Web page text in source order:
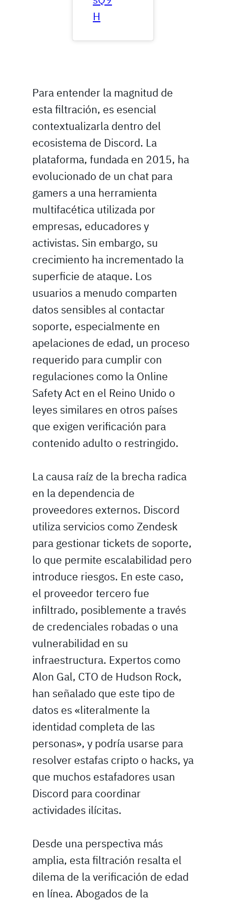
H
Para entender la magnitud de
esta filtración, es esencial
contextualizarla dentro del
ecosistema de Discord. La
plataforma, fundada en 2015, ha
evolucionado de un chat para
gamers a una herramienta
multifacética utilizada por
empresas, educadores y
activistas. Sin embargo, su
crecimiento ha incrementado la
superficie de ataque. Los
usuarios a menudo comparten
datos sensibles al contactar
soporte, especialmente en
apelaciones de edad, un proceso
requerido para cumplir con
regulaciones como la Online
Safety Act en el Reino Unido o
leyes similares en otros países
que exigen verificación para
contenido adulto o restringido.
La causa raíz de la brecha radica
en la dependencia de
proveedores externos. Discord
utiliza servicios como Zendesk
para gestionar tickets de soporte,
lo que permite escalabilidad pero
introduce riesgos. En este caso,
el proveedor tercero fue
infiltrado, posiblemente a través
de credenciales robadas o una
vulnerabilidad en su
infraestructura. Expertos como
Alon Gal, CTO de Hudson Rock,
han señalado que este tipo de
datos es «literalmente la
identidad completa de las
personas», y podría usarse para
resolver estafas cripto o hacks, ya
que muchos estafadores usan
Discord para coordinar
actividades ilícitas.
Desde una perspectiva más
amplia, esta filtración resalta el
dilema de la verificación de edad
en línea. Abogados de la